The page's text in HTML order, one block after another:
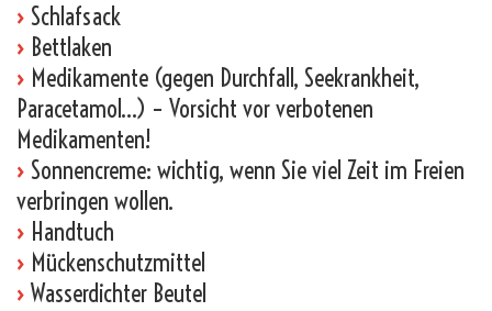
› Schlafsack
› Bettlaken
› Medikamente (gegen Durchfall, Seekrankheit,
Paracetamol…) – Vorsicht vor verbotenen
Medikamenten!
› Sonnencreme: wichtig, wenn Sie viel Zeit im Freien
verbringen wollen.
› Handtuch
› Mückenschutzmittel
› Wasserdichter Beutel